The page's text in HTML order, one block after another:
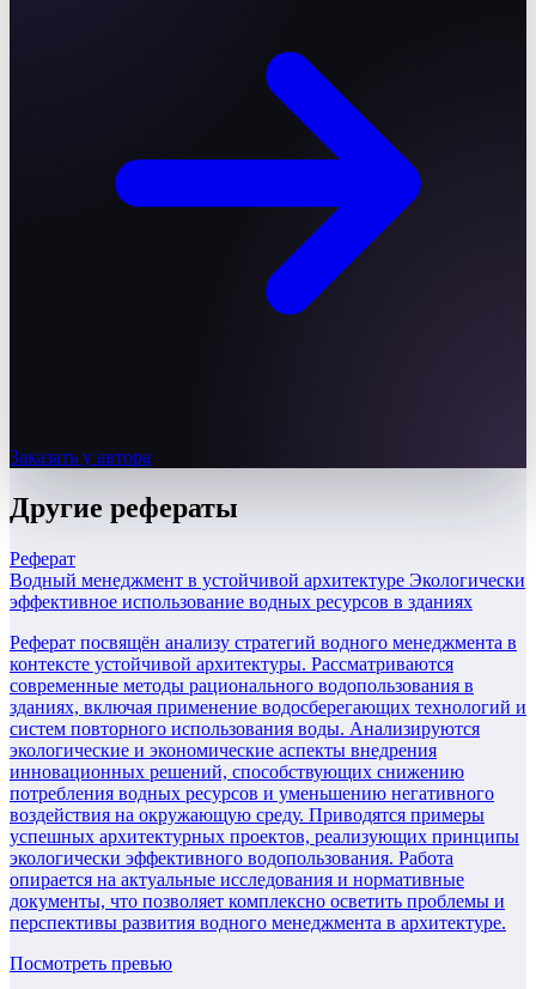
Заказать у автора
Другие рефераты
Реферат
Водный менеджмент в устойчивой архитектуре Экологически
эффективное использование водных ресурсов в зданиях
Реферат посвящён анализу стратегий водного менеджмента в
контексте устойчивой архитектуры. Рассматриваются
современные методы рационального водопользования в
зданиях, включая применение водосберегающих технологий и
систем повторного использования воды. Анализируются
экологические и экономические аспекты внедрения
инновационных решений, способствующих снижению
потребления водных ресурсов и уменьшению негативного
воздействия на окружающую среду. Приводятся примеры
успешных архитектурных проектов, реализующих принципы
экологически эффективного водопользования. Работа
опирается на актуальные исследования и нормативные
документы, что позволяет комплексно осветить проблемы и
перспективы развития водного менеджмента в архитектуре.
Посмотреть превью